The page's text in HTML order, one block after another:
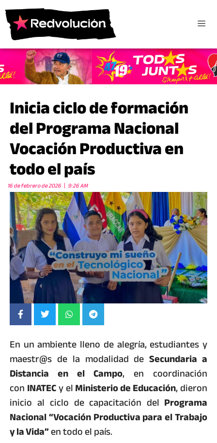
Inicia ciclo de formación
del Programa Nacional
Vocación Productiva en
todo el país
16 de febrero de 2026 9:26 AM
En un ambiente lleno de alegría, estudiantes y
maestr@s de la modalidad deSecundaria a
Distancia en el Campo, en coordinación
conINATECy elMinisterio de Educación, dieron
inicio al ciclo de capacitación del Programa
Nacional “Vocación Productiva para el Trabajo
y la Vida”en todo el país.